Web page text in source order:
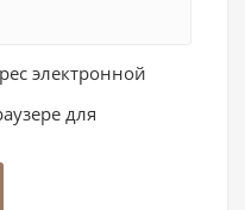
электронной
для